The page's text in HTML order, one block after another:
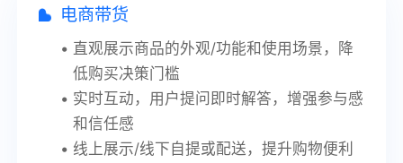
电商带货
直观展示商品的外观/功能和使用场景，降
低购买决策门槛
实时互动，用户提问即时解答，增强参与感
和信任感
线上展示/线下自提或配送，提升购物便利